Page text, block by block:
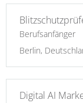
Berufsanfänger
Berlin,
Digital AI